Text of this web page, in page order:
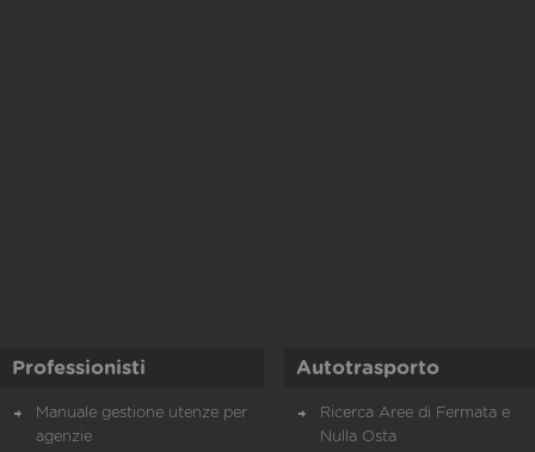
Professionisti
Manuale gestione utenze per
agenzie
Autotrasporto
Ricerca Aree di Fermata e
Nulla Osta